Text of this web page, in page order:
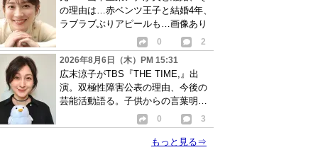
の理由は…赤ベンツ王子と結婚4年、
ラブラブぶりアピールも…画像あり
0
2
2026年8月6日（木）PM 15:31
広末涼子がTBS『THE TIME,』出
演。双極性障害公表の理由、今後の
芸能活動語る。子供からの言葉明か
0 3
もっと見る⇒